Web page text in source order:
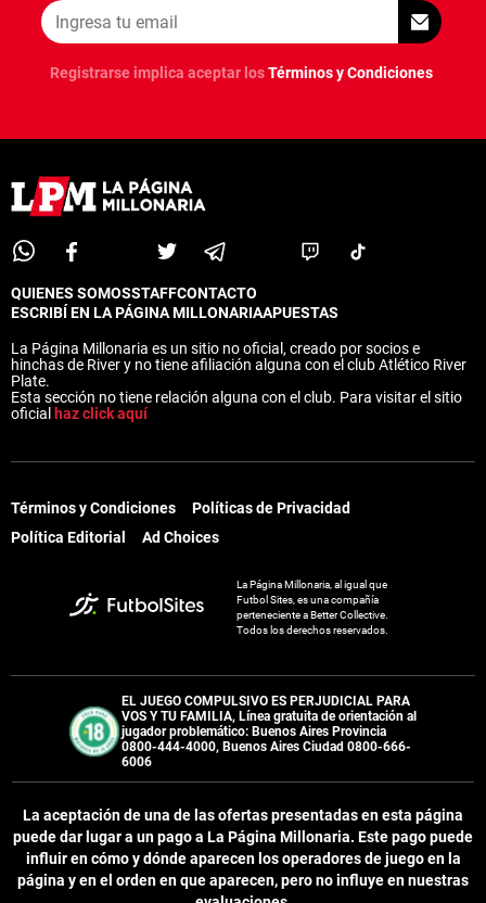
Registrarse implica aceptar losTérminos y Condiciones
QUIENES SOMOSSTAFFCONTACTO
ESCRIBÍ EN LA PÁGINA MILLONARIAAPUESTAS
La Página Millonaria es un sitio no oficial, creado por socios e
hinchas de River y no tiene afiliación alguna con el club Atlético River
Plate.
Esta sección no tiene relación alguna con el club. Para visitar el sitio
oficial haz click aquí
Términos y Condiciones
Políticas de Privacidad
Política Editorial
Ad Choices
La Página Millonaria, al igual que
Futbol Sites, es una compañía
perteneciente a Better Collective.
Todos los derechos reservados.
EL JUEGO COMPULSIVO ES PERJUDICIAL PARA
VOS Y TU FAMILIA, Línea gratuita de orientación al
jugador problemático: Buenos Aires Provincia
0800-444-4000, Buenos Aires Ciudad 0800-666-
6006
La aceptación de una de las ofertas presentadas en esta página
puede dar lugar a un pago a La Página Millonaria. Este pago puede
influir en cómo y dónde aparecen los operadores de juego en la
página y en el orden en que aparecen, pero no influye en nuestras